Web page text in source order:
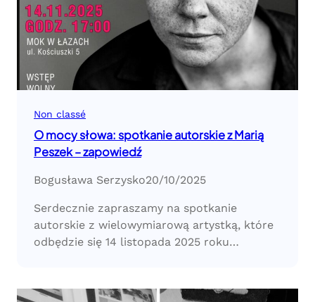
Non classé
O mocy słowa: spotkanie autorskie z Marią
Peszek – zapowiedź
Bogusława Serzysko20/10/2025
Serdecznie zapraszamy na spotkanie
autorskie z wielowymiarową artystką, które
odbędzie się 14 listopada 2025 roku…